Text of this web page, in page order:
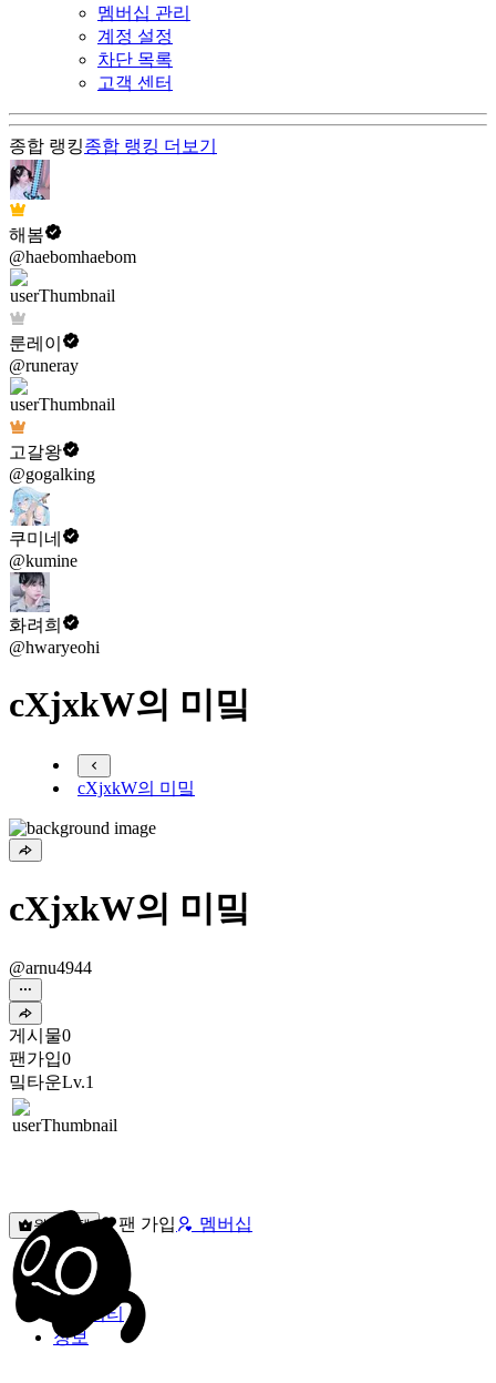
멤버십 관리
계정 설정
차단 목록
고객 센터
종합 랭킹종합 랭킹 더보기
해봄
@haebomhaebom
룬레이
@runeray
고갈왕
@gogalking
쿠미네
@kumine
화려희
@hwaryeohi
cXjxkW의 미밐
cXjxkW의 미밐
cXjxkW의 미밐
@arnu4944
게시물0
팬가입0
밐타운Lv.1
원픽선택 팬 가입 멤버십
밐타운
피드
커뮤니티
정보